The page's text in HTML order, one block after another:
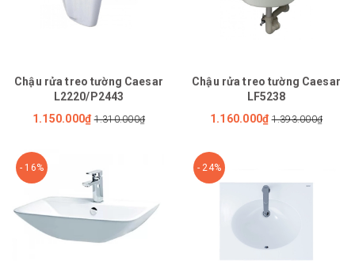
Chậu rửa treo tường Caesar
L2220/P2443
1.150.000₫ 1.310.000₫
Chậu rửa treo tường Caesar
LF5238
1.160.000₫ 1.393.000₫
- 16% - 24%